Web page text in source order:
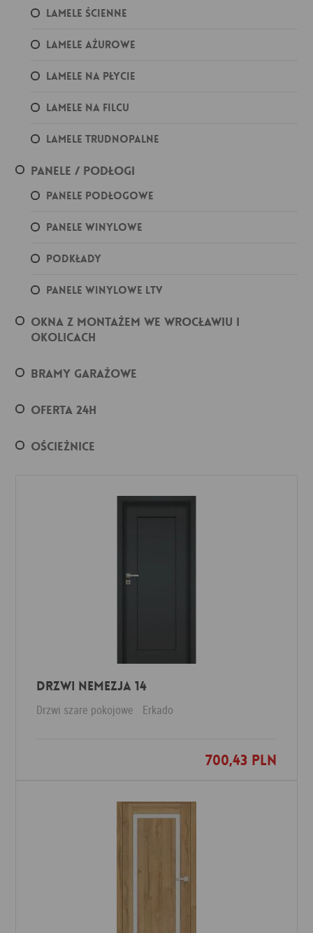
Lamele ścienne
Lamele ażurowe
Lamele na płycie
Lamele na filcu
Lamele trudnopalne
Panele / podłogi
Panele podłogowe
Panele winylowe
Podkłady
Panele winylowe LTV
Okna z montażem we Wrocławiu i
okolicach
Bramy garażowe
Oferta 24h
Ościeżnice
DRZWI NEMEZJA 14
Drzwi szare pokojowe Erkado
700,43 PLN
Dodaj do ulubionych